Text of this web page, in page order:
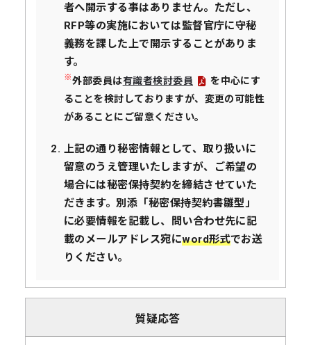
者へ開示する事はありません。ただし、
RFP等の実施においては監督官庁に守秘
義務を課した上で開示することがありま
す。
※外部委員は有識者検討委員
を中心にす
ることを検討しておりますが、変更の可能性
があることにご留意ください。
上記の通り秘密情報として、取り扱いに
留意のうえ管理いたしますが、ご希望の
場合には秘密保持契約を締結させていた
だきます。別添「秘密保持契約書雛型」
に必要情報を記載し、問い合わせ先に記
載のメールアドレス宛にword形式でお送
りください。
質疑応答